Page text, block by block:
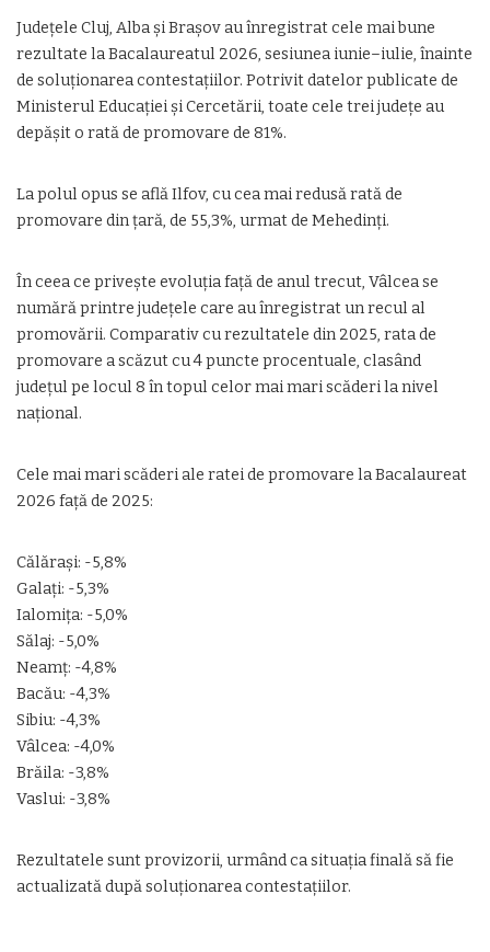
Județele Cluj, Alba și Brașov au înregistrat cele mai bune
rezultate la Bacalaureatul 2026, sesiunea iunie–iulie, înainte
de soluționarea contestațiilor. Potrivit datelor publicate de
Ministerul Educației și Cercetării, toate cele trei județe au
depășit o rată de promovare de 81%.
La polul opus se află Ilfov, cu cea mai redusă rată de
promovare din țară, de 55,3%, urmat de Mehedinți.
În ceea ce privește evoluția față de anul trecut, Vâlcea se
numără printre județele care au înregistrat un recul al
promovării. Comparativ cu rezultatele din 2025, rata de
promovare a scăzut cu 4 puncte procentuale, clasând
județul pe locul 8 în topul celor mai mari scăderi la nivel
național.
Cele mai mari scăderi ale ratei de promovare la Bacalaureat
2026 față de 2025:
Călărași: -5,8%
Galați: -5,3%
Ialomița: -5,0%
Sălaj: -5,0%
Neamț: -4,8%
Bacău: -4,3%
Sibiu: -4,3%
Vâlcea: -4,0%
Brăila: -3,8%
Vaslui: -3,8%
Rezultatele sunt provizorii, urmând ca situația finală să fie
actualizată după soluționarea contestațiilor.